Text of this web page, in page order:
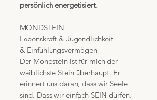
persönlich energetisiert.
MONDSTEIN
Lebenskraft & Jugendlichkeit
& Einfühlungsvermögen
Der Mondstein ist für mich der
weiblichste Stein überhaupt. Er
erinnert uns daran, dass wir Seele
sind. Dass wir einfach SEIN dürfen.